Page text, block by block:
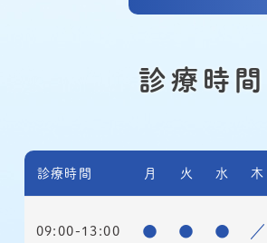
診療時間
診療時間 月 火 水 木
09:00-13:00 ● ● ● ／